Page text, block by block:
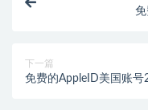
免
下一篇
免费的AppleID美国账号